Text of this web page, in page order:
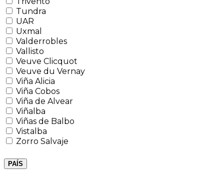
Tundra
UAR
Uxmal
Valderrobles
Vallisto
Veuve Clicquot
Veuve du Vernay
Viña Alicia
Viña Cobos
Viña de Alvear
Viñalba
Viñas de Balbo
Vistalba
Zorro Salvaje
PAÍS